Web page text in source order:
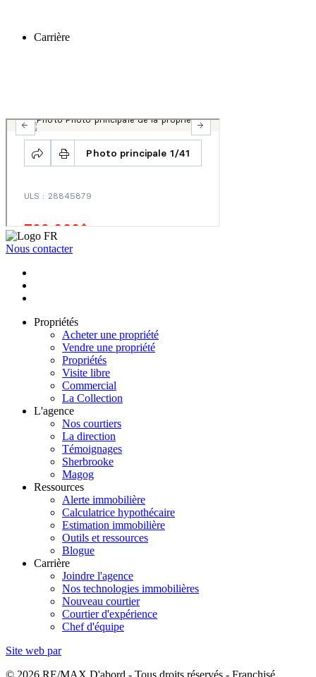
Carrière
Nous contacter
Propriétés
Acheter une propriété
Vendre une propriété
Propriétés
Visite libre
Commercial
La Collection
L'agence
Nos courtiers
La direction
Témoignages
Sherbrooke
Magog
Ressources
Alerte immobilière
Calculatrice hypothécaire
Estimation immobilière
Outils et ressources
Blogue
Carrière
Joindre l'agence
Nos technologies immobilières
Nouveau courtier
Courtier d'expérience
Chef d'équipe
Site web par
© 2026 RE/MAX D'abord - Tous droits réservés - Franchisé